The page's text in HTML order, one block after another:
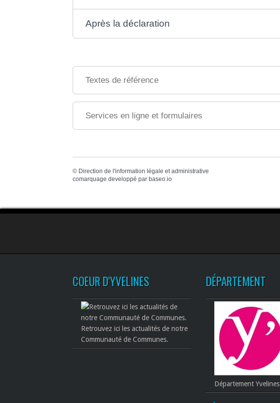
Après la déclaration
Textes de référence
Services en ligne et formulaires
© Direction de l'information légale et administrative
comarquage developpé par baseo.io
COEUR D'YVELINES
Retrouvez ici les actualités de notre
Communauté de Communes.
DÉPARTEMENT
Département Yvelines